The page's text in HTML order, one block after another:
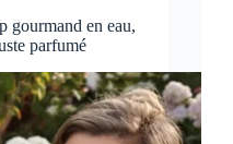
gourmand en eau,
parfumé